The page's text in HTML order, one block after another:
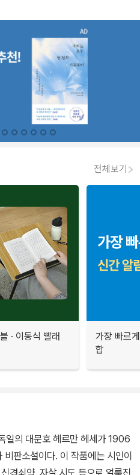
전체보기
· 이동식 빨래
가장 빠르
합
일의 대문호 헤르만 헤세가 1906
판소설이다. 이 작품에는 시인이